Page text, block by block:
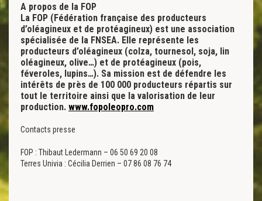
A propos de la FOP
La FOP (Fédération française des producteurs
d’oléagineux et de protéagineux) est une association
spécialisée de la FNSEA. Elle représente les
producteurs d’oléagineux (colza, tournesol, soja, lin
oléagineux, olive…) et de protéagineux (pois,
féveroles, lupins…). Sa mission est de défendre les
intérêts de près de 100 000 producteurs répartis sur
tout le territoire ainsi que la valorisation de leur
production. www.fopoleopro.com
Contacts presse
FOP : Thibaut Ledermann – 06 50 69 20 08
Terres Univia : Cécilia Derrien – 07 86 08 76 74